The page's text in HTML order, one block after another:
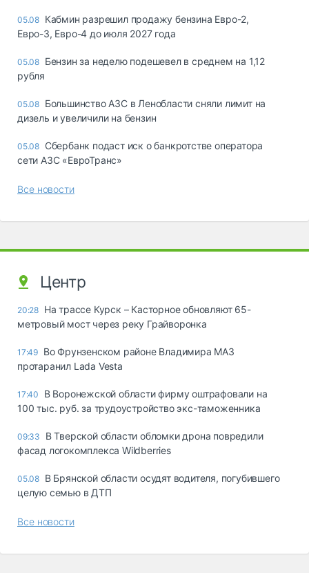
05.08 Кабмин разрешил продажу бензина Евро-2,
Евро-3, Евро-4 до июля 2027 года
05.08 Бензин за неделю подешевел в среднем на 1,12
рубля
05.08 Большинство АЗС в Ленобласти сняли лимит на
дизель и увеличили на бензин
05.08 Сбербанк подаст иск о банкротстве оператора
сети АЗС «ЕвроТранс»
Все новости
Центр
20:28 На трассе Курск – Касторное обновляют 65-
метровый мост через реку Грайворонка
17:49 Во Фрунзенском районе Владимира МАЗ
протаранил Lada Vesta
17:40
В Воронежской области фирму оштрафовали на
100 тыс. руб. за трудоустройство экс-таможенника
09:33
В Тверской области обломки дрона повредили
фасад логокомплекса Wildberries
05.08 В Брянской области осудят водителя, погубившего
целую семью в ДТП
Все новости